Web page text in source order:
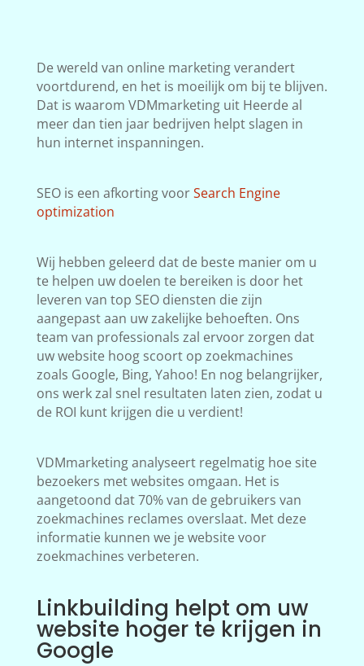
De wereld van online marketing verandert
voortdurend, en het is moeilijk om bij te blijven.
Dat is waarom VDMmarketing uit Heerde al
meer dan tien jaar bedrijven helpt slagen in
hun internet inspanningen.
SEO is een afkorting voorSearch Engine
optimization
Wij hebben geleerd dat de beste manier om u
te helpen uw doelen te bereiken is door het
leveren van top SEO diensten die zijn
aangepast aan uw zakelijke behoeften. Ons
team van professionals zal ervoor zorgen dat
uw website hoog scoort op zoekmachines
zoals Google, Bing, Yahoo! En nog belangrijker,
ons werk zal snel resultaten laten zien, zodat u
de ROI kunt krijgen die u verdient!
VDMmarketing analyseert regelmatig hoe site
bezoekers met websites omgaan. Het is
aangetoond dat 70% van de gebruikers van
zoekmachines reclames overslaat. Met deze
informatie kunnen we je website voor
zoekmachines verbeteren.
Linkbuilding helpt om uw
website hoger te krijgen in
Google